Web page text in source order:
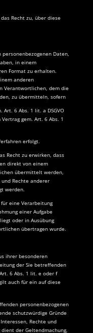
Recht zu, über diese
Daten,
in einem
Format zu erhalten.
anderen
Verantwortlichen, dem die
zu übermitteln, sofern
6 Abs. 1 lit. a DSGVO
gem. Art. 6 Abs. 1
erfolgt.
Recht zu erwirken, dass
direkt von einem
übermittelt werden,
Rechte anderer
werden.
eine Verarbeitung
einer Aufgabe
oder in Ausübung
übertragen wurde.
ihrer besonderen
der Sie betreffenden
6 Abs. 1 lit. e oder f
auch für ein auf diese
personenbezogenen
schutzwürdige Gründe
Rechte und
der Geltendmachung,